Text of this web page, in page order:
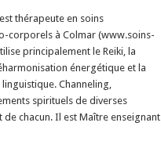
thérapeute en soins
corporels à Colmar (www.soins-
principalement le Reiki, la
énergétique et la
Channeling,
spirituels de diverses
chacun. Il est Maître enseignant